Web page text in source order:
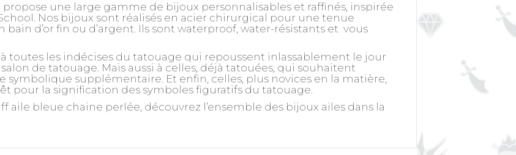
propose une large gamme de bijoux personnalisables et raffinés, inspirée
Nos bijoux sont réalisés en acier chirurgical pour une tenue
d’or fin ou d’argent. Ils sont waterproof, water-résistants et vous
à toutes les indécises du tatouage qui repoussent inlassablement le jour
de tatouage. Mais aussi à celles, déjà tatouées, qui souhaitent
supplémentaire. Et enfin, celles, plus novices en la matière,
pour la signification des symboles figuratifs du tatouage.
aile bleue chaine perlée, découvrez l’ensemble des bijoux ailes dans la